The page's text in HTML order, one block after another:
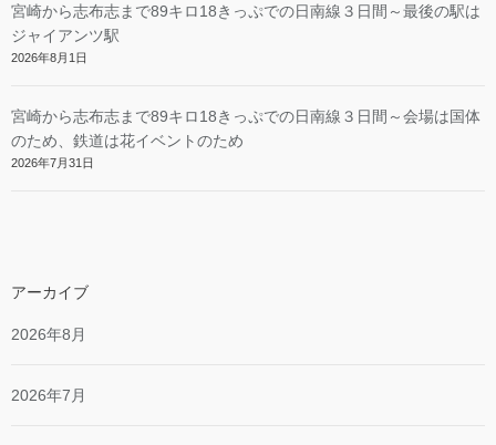
宮崎から志布志まで89キロ18きっぷでの日南線３日間～最後の駅は
ジャイアンツ駅
2026年8月1日
宮崎から志布志まで89キロ18きっぷでの日南線３日間～会場は国体
のため、鉄道は花イベントのため
2026年7月31日
アーカイブ
2026年8月
2026年7月